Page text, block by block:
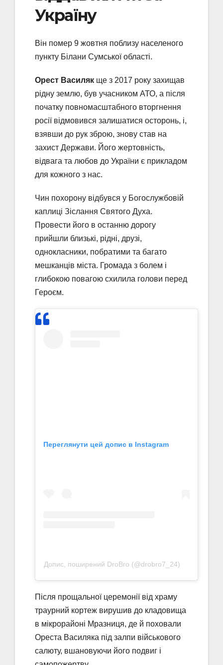
Україну
Він помер 9 жовтня поблизу населеного
пункту Білани Сумської області.
Орест Василяк ще з 2017 року захищав
рідну землю, був учасником АТО, а після
початку повномасштабного вторгнення
росії відмовився залишатися осторонь, і,
взявши до рук зброю, знову став на
захист Держави. Його жертовність,
відвага та любов до України є прикладом
для кожного з нас.
Чин похорону відбувся у Богослужбовій
каплиці Зіслання Святого Духа.
Провести його в останню дорогу
прийшли близькі, рідні, друзі,
однокласники, побратими та багато
мешканців міста. Громада з болем і
глибокою повагою схилила голови перед
Героєм.
Переглянути цей допис в Instagram
Допис, поширений DroBro (@drobro7_24)
Після прощальної церемонії від храму
траурний кортеж вирушив до кладовища
в мікрорайоні Мразниця, де й поховали
Ореста Василяка під залпи військового
салюту, вшановуючи його подвиг і